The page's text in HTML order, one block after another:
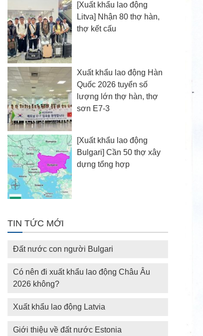
[Xuất khẩu lao động
Litva] Nhận 80 thợ hàn,
thợ kết cấu
Xuất khẩu lao động Hàn
Quốc 2026 tuyển số
lượng lớn thợ hàn, thợ
sơn E7-3
[Xuất khẩu lao động
Bulgari] Cần 50 thợ xây
dựng tổng hợp
TIN TỨC MỚI
Đất nước con người Bulgari
Có nên đi xuất khẩu lao động Châu Âu
2026 không?
Xuất khẩu lao động Latvia
Giới thiệu về đất nước Estonia